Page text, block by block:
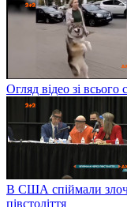
Огляд відео зі
В США спіймали
півстоліття